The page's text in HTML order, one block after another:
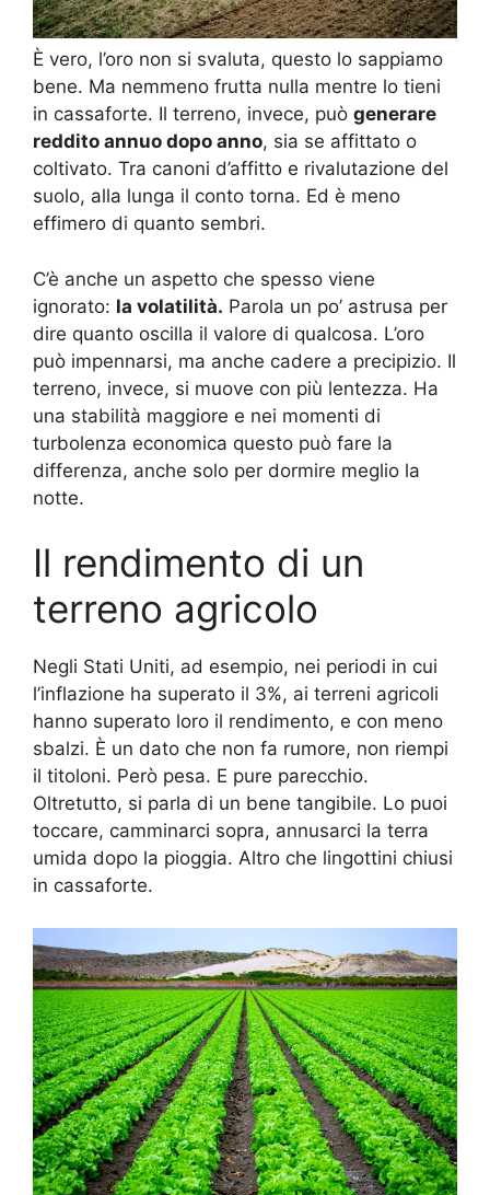
È vero, l’oro non si svaluta, questo lo sappiamo
bene. Ma nemmeno frutta nulla mentre lo tieni
in cassaforte. Il terreno, invece, può generare
reddito annuo dopo anno, sia se affittato o
coltivato. Tra canoni d’affitto e rivalutazione del
suolo, alla lunga il conto torna. Ed è meno
effimero di quanto sembri.
C’è anche un aspetto che spesso viene
ignorato: la volatilità. Parola un po’ astrusa per
dire quanto oscilla il valore di qualcosa. L’oro
può impennarsi, ma anche cadere a precipizio. Il
terreno, invece, si muove con più lentezza. Ha
una stabilità maggiore e nei momenti di
turbolenza economica questo può fare la
differenza, anche solo per dormire meglio la
notte.
Il rendimento di un
terreno agricolo
Negli Stati Uniti, ad esempio, nei periodi in cui
l’inflazione ha superato il 3%, ai terreni agricoli
hanno superato loro il rendimento, e con meno
sbalzi. È un dato che non fa rumore, non riempi
il titoloni. Però pesa. E pure parecchio.
Oltretutto, si parla di un bene tangibile. Lo puoi
toccare, camminarci sopra, annusarci la terra
umida dopo la pioggia. Altro che lingottini chiusi
in cassaforte.